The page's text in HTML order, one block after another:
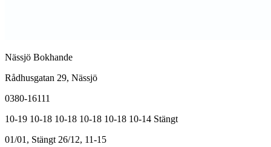
Nässjö Bokhande
Rådhusgatan 29, Nässjö
0380-16111
10-19 10-18 10-18 10-18 10-18 10-14 Stängt
01/01, Stängt 26/12, 11-15